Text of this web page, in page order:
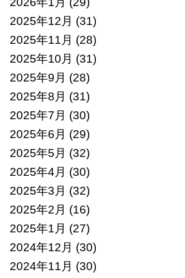
2025年12月 (31)
2025年11月 (28)
2025年10月 (31)
2025年9月 (28)
2025年8月 (31)
2025年7月 (30)
2025年6月 (29)
2025年5月 (32)
2025年4月 (30)
2025年3月 (32)
2025年2月 (16)
2025年1月 (27)
2024年12月 (30)
2024年11月 (30)